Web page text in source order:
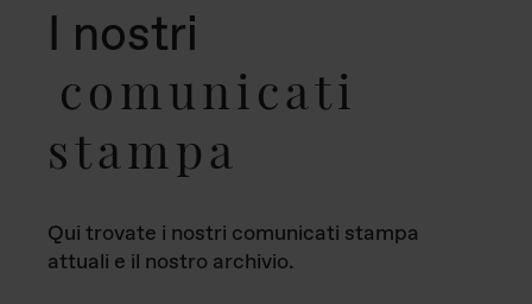
I nostri
comunicati
stampa
Qui trovate i nostri comunicati stampa
attuali e il nostro archivio.